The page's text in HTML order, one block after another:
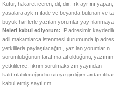
Küfür, hakaret içeren; dil, din, ırk ayrımı yapan;
yasalara aykırı ifade ve beyanda bulunan ve
büyük harflerle yazılan yorumlar
Neleri kabul ediyorum: IP adresimin
adli makamlarca istenmesi durumunda ip
yetkililerle paylaşılacağını, yazılan yorumların
sorumluluğunun tarafıma ait olduğunu, yazımın,
yetkililerce, fikrim sorulmaksızın yayından
kaldırılabileceğini bu siteye girdiğim andan
kabul etmiş sayılırım.